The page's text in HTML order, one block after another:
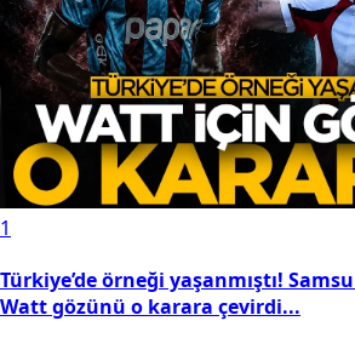
1
Türkiye’de örneği yaşanmıştı!
Watt gözünü o karara çevirdi...